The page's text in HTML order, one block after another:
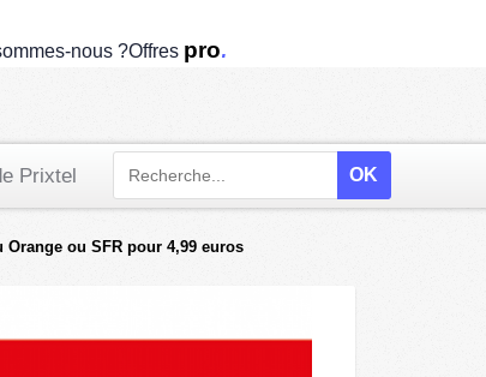
nous ?Offres pro.
Prixtel
Orange ou SFR pour 4,99 euros